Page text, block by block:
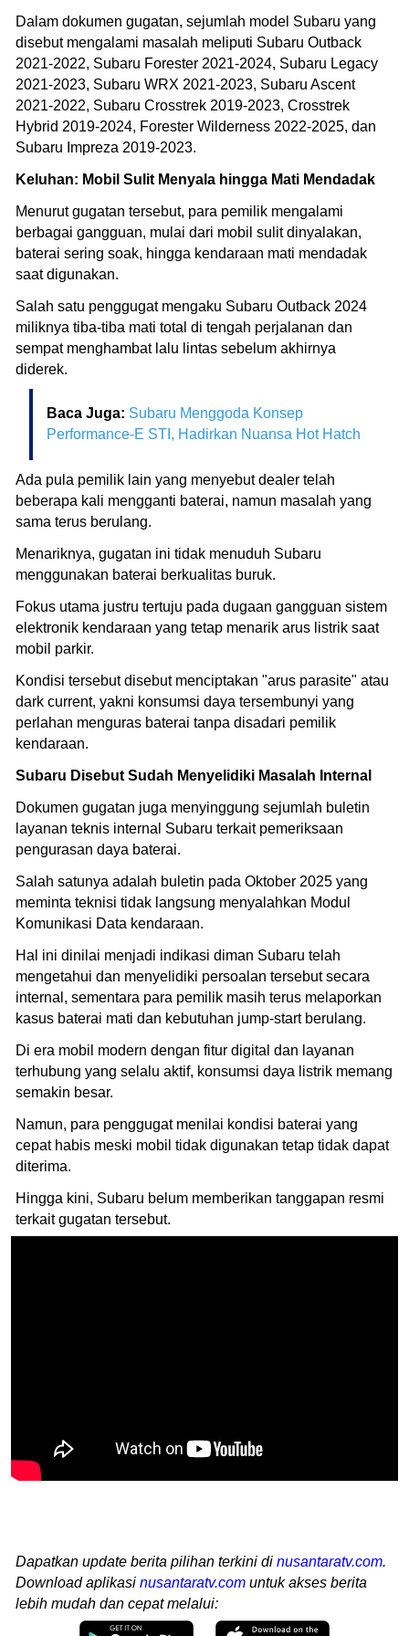
Dalam dokumen gugatan, sejumlah model Subaru yang
disebut mengalami masalah meliputi Subaru Outback
2021-2022, Subaru Forester 2021-2024, Subaru Legacy
2021-2023, Subaru WRX 2021-2023, Subaru Ascent
2021-2022, Subaru Crosstrek 2019-2023, Crosstrek
Hybrid 2019-2024, Forester Wilderness 2022-2025, dan
Subaru Impreza 2019-2023.
Keluhan: Mobil Sulit Menyala hingga Mati Mendadak
Menurut gugatan tersebut, para pemilik mengalami
berbagai gangguan, mulai dari mobil sulit dinyalakan,
baterai sering soak, hingga kendaraan mati mendadak
saat digunakan.
Salah satu penggugat mengaku Subaru Outback 2024
miliknya tiba-tiba mati total di tengah perjalanan dan
sempat menghambat lalu lintas sebelum akhirnya
diderek.
Baca Juga: Subaru Menggoda Konsep
Performance-E STI, Hadirkan Nuansa Hot Hatch
Ada pula pemilik lain yang menyebut dealer telah
beberapa kali mengganti baterai, namun masalah yang
sama terus berulang.
Menariknya, gugatan ini tidak menuduh Subaru
menggunakan baterai berkualitas buruk.
Fokus utama justru tertuju pada dugaan gangguan sistem
elektronik kendaraan yang tetap menarik arus listrik saat
mobil parkir.
Kondisi tersebut disebut menciptakan "arus parasite" atau
dark current, yakni konsumsi daya tersembunyi yang
perlahan menguras baterai tanpa disadari pemilik
kendaraan.
Subaru Disebut Sudah Menyelidiki Masalah Internal
Dokumen gugatan juga menyinggung sejumlah buletin
layanan teknis internal Subaru terkait pemeriksaan
pengurasan daya baterai.
Salah satunya adalah buletin pada Oktober 2025 yang
meminta teknisi tidak langsung menyalahkan Modul
Komunikasi Data kendaraan.
Hal ini dinilai menjadi indikasi diman Subaru telah
mengetahui dan menyelidiki persoalan tersebut secara
internal, sementara para pemilik masih terus melaporkan
kasus baterai mati dan kebutuhan jump-start berulang.
Di era mobil modern dengan fitur digital dan layanan
terhubung yang selalu aktif, konsumsi daya listrik memang
semakin besar.
Namun, para penggugat menilai kondisi baterai yang
cepat habis meski mobil tidak digunakan tetap tidak dapat
diterima.
Hingga kini, Subaru belum memberikan tanggapan resmi
terkait gugatan tersebut.
Dapatkan update berita pilihan terkini di nusantaratv.com.
Download aplikasi nusantaratv.com untuk akses berita
lebih mudah dan cepat melalui: